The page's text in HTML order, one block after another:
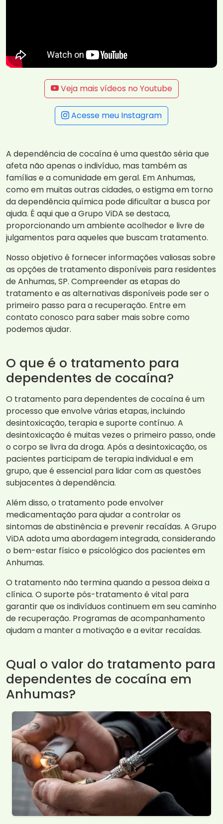
Veja mais vídeos no Youtube
Acesse meu Instagram
A dependência de cocaína é uma questão séria que
afeta não apenas o indivíduo, mas também as
famílias e a comunidade em geral. Em Anhumas,
como em muitas outras cidades, o estigma em torno
da dependência química pode dificultar a busca por
ajuda. É aqui que a Grupo ViDA se destaca,
proporcionando um ambiente acolhedor e livre de
julgamentos para aqueles que buscam tratamento.
Nosso objetivo é fornecer informações valiosas sobre
as opções de tratamento disponíveis para residentes
de Anhumas, SP. Compreender as etapas do
tratamento e as alternativas disponíveis pode ser o
primeiro passo para a recuperação. Entre em
contato conosco para saber mais sobre como
podemos ajudar.
O que é o tratamento para
dependentes de cocaína?
O tratamento para dependentes de cocaína é um
processo que envolve várias etapas, incluindo
desintoxicação, terapia e suporte contínuo. A
desintoxicação é muitas vezes o primeiro passo, onde
o corpo se livra da droga. Após a desintoxicação, os
pacientes participam de terapia individual e em
grupo, que é essencial para lidar com as questões
subjacentes à dependência.
Além disso, o tratamento pode envolver
medicamentação para ajudar a controlar os
sintomas de abstinência e prevenir recaídas. A Grupo
ViDA adota uma abordagem integrada, considerando
o bem-estar físico e psicológico dos pacientes em
Anhumas.
O tratamento não termina quando a pessoa deixa a
clínica. O suporte pós-tratamento é vital para
garantir que os indivíduos continuem em seu caminho
de recuperação. Programas de acompanhamento
ajudam a manter a motivação e a evitar recaídas.
Qual o valor do tratamento para
dependentes de cocaína em
Anhumas?